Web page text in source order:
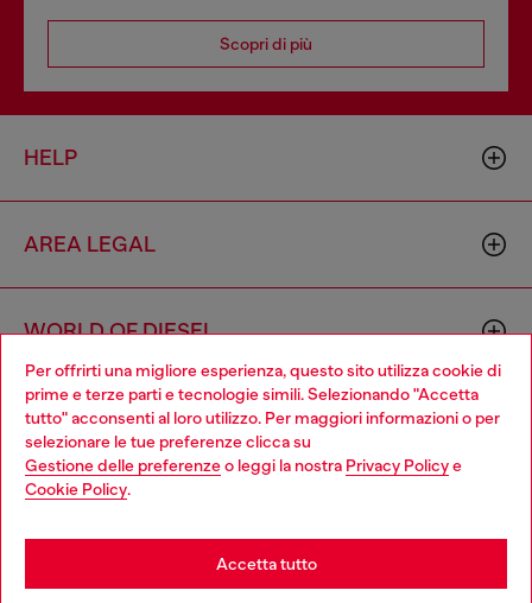
Per offrirti una migliore esperienza, questo sito utilizza cookie di
prime e terze parti e tecnologie simili. Selezionando "Accetta
tutto" acconsenti al loro utilizzo. Per maggiori informazioni o per
selezionare le tue preferenze clicca su
Gestione delle preferenzeo leggi la nostra Privacy Policye
Cookie Policy.
Accetta tutto
Scopri di più
HELP
AREA LEGAL
WORLD OF DIESEL
CORPORATE
Choose your location
You are currently browsing Italia website, but it seems you may
be based in United States